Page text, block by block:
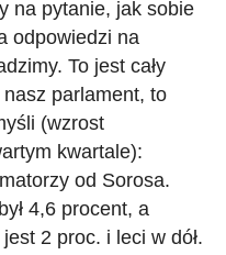
na pytanie, jak sobie
odpowiedzi na
To jest cały
parlament, to
(wzrost
kwartale):
od Sorosa.
4,6 procent, a
2 proc. i leci w dół.